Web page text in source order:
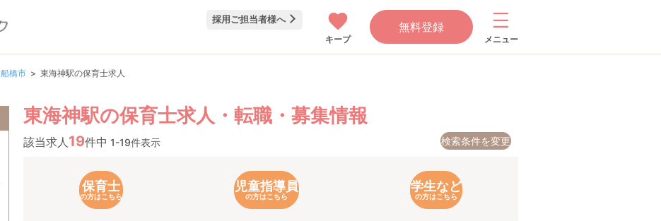
採用ご担当者様へ
キープ
無料登録
メニュー
船橋市 東海神駅の保育士求人
東海神駅の保育士求人・転職・募集情報
該当求人 19件中 1-19件表示 検索条件を変更
保育士
の方はこちら
児童指導員
の方はこちら
学生など
の方はこちら